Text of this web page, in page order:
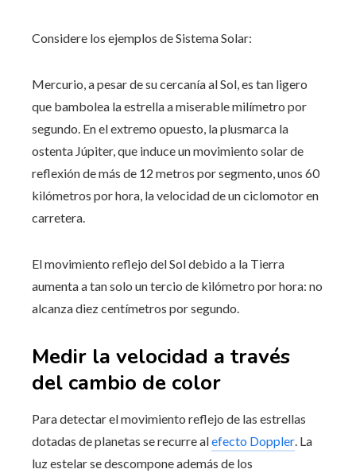
Considere los ejemplos de Sistema Solar:
Mercurio, a pesar de su cercanía al Sol, es tan ligero
que bambolea la estrella a miserable milímetro por
segundo. En el extremo opuesto, la plusmarca la
ostenta Júpiter, que induce un movimiento solar de
reflexión de más de 12 metros por segmento, unos 60
kilómetros por hora, la velocidad de un ciclomotor en
carretera.
El movimiento reflejo del Sol debido a la Tierra
aumenta a tan solo un tercio de kilómetro por hora: no
alcanza diez centímetros por segundo.
Medir la velocidad a través
del cambio de color
Para detectar el movimiento reflejo de las estrellas
dotadas de planetas se recurre alefecto Doppler. La
luz estelar se descompone además de los